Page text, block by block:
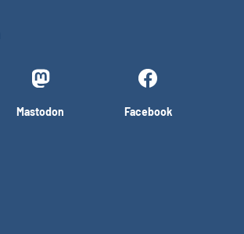
Mastodon Facebook